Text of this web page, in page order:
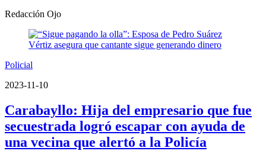
Redacción Ojo
Policial
2023-11-10
Carabayllo: Hija del empresario que fue
secuestrada logró escapar con ayuda de
una vecina que alertó a la Policía